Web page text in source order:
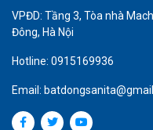
VPĐD: Tầng 3, Tòa nhà
Đông, Hà Nội
Hotline: 0915169936
Email: